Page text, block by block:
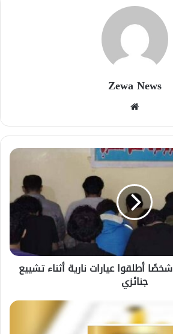
Zewa News
ميسان.. اعتقال 16 شخصًا أطلقوا عيارات نارية أثناء تشييع
جنائزي